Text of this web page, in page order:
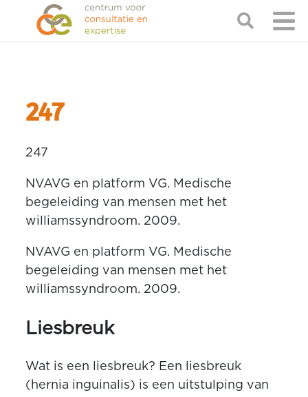
247
247
NVAVG en platform VG. Medische
begeleiding van mensen met het
williamssyndroom. 2009.
NVAVG en platform VG. Medische
begeleiding van mensen met het
williamssyndroom. 2009.
Liesbreuk
Wat is een liesbreuk? Een liesbreuk
(hernia inguinalis) is een uitstulping van